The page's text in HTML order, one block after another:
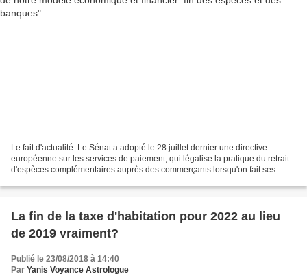
Le fait d'actualité: Le Sénat a adopté le 28 juillet dernier une directive
européenne sur les services de paiement, qui légalise la pratique du retrait
d'espèces complémentaires auprès des commerçants lorsqu'on fait ses
La fin de la taxe d'habitation pour 2022 au lieu
de 2019 vraiment?
Publié le 23/08/2018 à 14:40
Par Yanis Voyance Astrologue